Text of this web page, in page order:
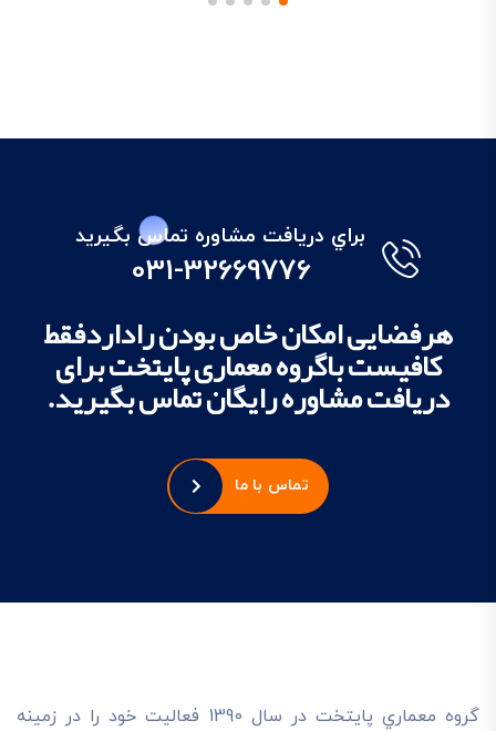
براي دريافت مشاوره تماس بگيريد
031-32669776
هرفضایی امکان خاص بودن راداردفقط
کافیست باگروه معماری پایتخت برای
دریافت مشاوره رایگان تماس بگیرید.
تماس با ما
گروه معماري پايتخت در سال 1390 فعاليت خود را در زمينه